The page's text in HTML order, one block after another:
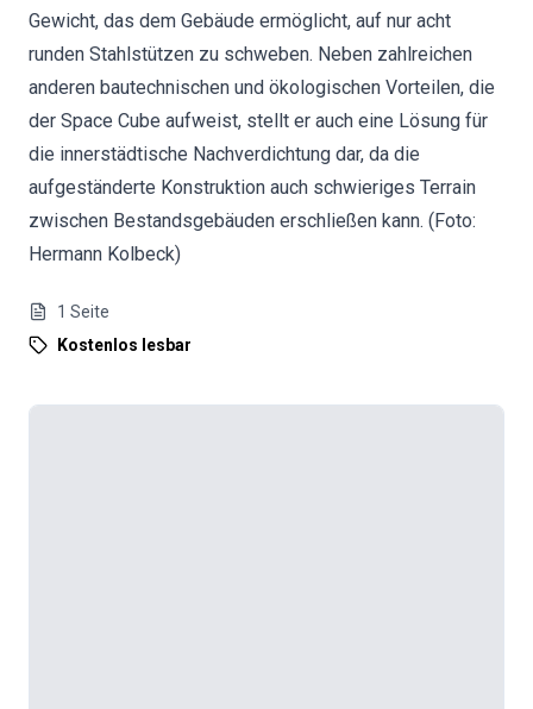
Gewicht, das dem Gebäude ermöglicht, auf nur acht
runden Stahlstützen zu schweben. Neben zahlreichen
anderen bautechnischen und ökologischen Vorteilen, die
der Space Cube aufweist, stellt er auch eine Lösung für
die innerstädtische Nachverdichtung dar, da die
aufgeständerte Konstruktion auch schwieriges Terrain
zwischen Bestandsgebäuden erschließen kann. (Foto:
Hermann Kolbeck)
1 Seite
Kostenlos lesbar